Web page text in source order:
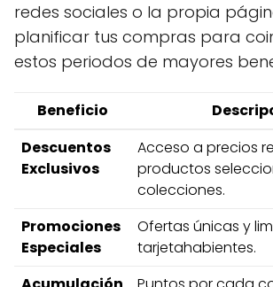
redes sociales o la propia
planificar tus compras para
estos periodos de mayores
Beneficio
Descuentos
Exclusivos
Acceso a precios
productos
colecciones.
Promociones
Especiales
Ofertas únicas y
tarjetahabientes.